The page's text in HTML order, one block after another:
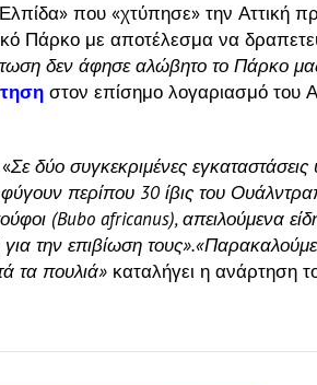
που «χτύπησε» την Αττική
Πάρκο με αποτέλεσμα να
δεν άφησε αλώβητο το Πάρκο
στον επίσημο λογαριασμό του
Σε δύο συγκεκριμένες
περίπου 30 ίβις του
(Bubo africanus), απειλούμενα
για την επιβίωση τους».«Παρακαλούμε
τα πουλιά» καταλήγει η ανάρτηση